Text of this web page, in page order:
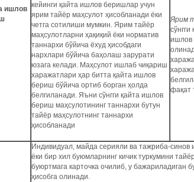
ишлов кейинги қайта ишлов беришлар учун
ярим тайёр маҳсулот ҳисобланади ёки
четга сотилиши мумкин. Ярим тайёр
маҳсулотларни ҳақиқий ёки норматив
таннархи бўйича ёхуд ҳисобдаги
нархлари бўйича баҳолаш зарурати
юзага келади. Маҳсулот ишлаб чиқариш
харажатлари ҳар битта қайта ишлов
бериш бўйича ортиб борган ҳолда
белгиланади. Яъни сўнгги қайта ишлов
бериш маҳсулотининг таннархи бутун
тайёр маҳсулотнинг таннархи
ҳисобланади
Ярим
ишлов
фақат
Индивидуал, майда серияли ва тажриба-
ёки бир хил буюмларнинг кичик туркумини
буюртмага карточка очилиб, у бажариладиган
ҳисобга олинади.